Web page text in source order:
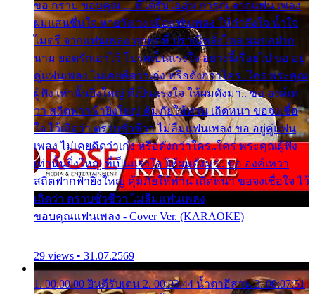
ขอ กราบ ขอบคุณ.... ที่ได้รับไออุ่น การุณ จากแฟน เพลง
ผมแสนชื่นใจ หายวังเวง เมื่อแฟนเพลง ให้กำลังใจ น้ำใจ
ไมตรี จากแฟนเพลง ทุกทุกที่ ปราณีหลั่งไหล ผมขอฝาก
นาม ยอดรักเอาไว้ โปรดเป็นแรงใจ อย่างนี้เรื่อยไป ขอ อยู่
คู่แฟนเพลง ไม่เคยคิดว่าเก่ง หรือดังกว่าใคร..ใคร พระคุณ
ผู้ฟัง เท่านั้นยิ่งใหญ่ ที่เป็นแรงใจ ให้ผมดังมา.. ขอ องค์เท
วา สถิตฟากฟ้ายิ่งใหญ่ คุ้มภัยให้ท่าน เถิดหนา ขอจงเชื่อ
ใจ ไว้เถิดว่า ตราบชั่วชีวา ไม่ลืมแฟนเพลง ขอ อยู่คู่แฟน
เพลง ไม่เคยคิดว่าเก่ง หรือดังกว่าใคร..ใคร พระคุณผู้ฟัง
เท่านั้นยิ่งใหญ่ ที่เป็นแรงใจ ให้ผมดังมา.. ขอ องค์เทวา
สถิตฟากฟ้ายิ่งใหญ่ คุ้มภัยให้ท่าน เถิดหนา ขอจงเชื่อใจ ไว้
เถิดว่า ตราบชั่วชีวา ไม่ลืมแฟนเพลง
ขอบคุณแฟนเพลง - Cover Ver. (KARAOKE)
29 views • 31.07.2569
1. 00:00:00 ยินดีรับเดน 2. 00:03:44 น้ำตาอีสาน 3. 00:07:51